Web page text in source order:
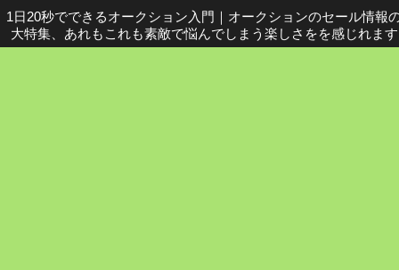
1日20秒でできるオークション入門 ｜ オークションのセール情報
大特集、あれもこれも素敵で悩んでしまう楽しさをを感じれます